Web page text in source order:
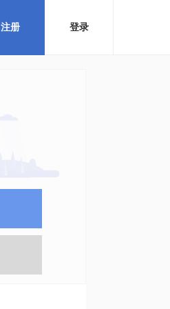
注册 登录